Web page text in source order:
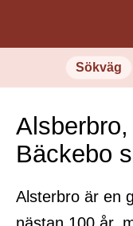
Sökväg
Bäckebo
Alsterbro är en